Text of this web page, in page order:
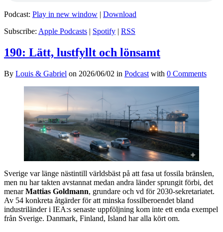
Podcast: Play in new window | Download
Subscribe: Apple Podcasts | Spotify | RSS
190: Lätt, lustfyllt och lönsamt
By Louis & Gabriel on 2026/06/02 in Podcast with 0 Comments
Sverige var länge nästintill världsbäst på att fasa ut fossila bränslen,
men nu har takten avstannat medan andra länder sprungit förbi, det
menarMattias Goldmann, grundare och vd för 2030-sekretariatet.
Av 54 konkreta åtgärder för att minska fossilberoendet bland
industriländer i IEA:s senaste uppföljning kom inte ett enda exempel
från Sverige. Danmark, Finland, Island har alla kört om.